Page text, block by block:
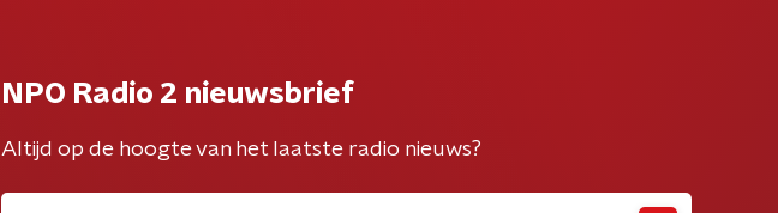
NPO Radio 2 nieuwsbrief
Altijd op de hoogte van het laatste radio nieuws?